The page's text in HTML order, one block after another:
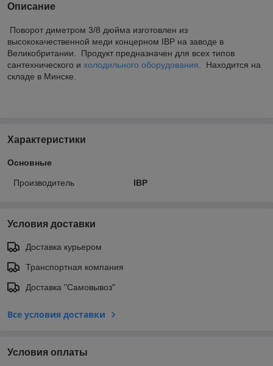
Описание
Поворот диметром 3/8 дюйма изготовлен из
высококачественной меди концерном IBP на заводе в
Великобритании. Продукт предназначен для всех типов
сантехнического и холодильного оборудования . Находится на
складе в Минске.
Характеристики
Основные
Производитель IBP
Условия доставки
Доставка курьером
Транспортная компания
Доставка "Самовывоз"
Все условия доставки
Условия оплаты